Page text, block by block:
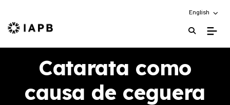
Choose an
English
IAPB Home Page
Catarata como
causa de ceguera